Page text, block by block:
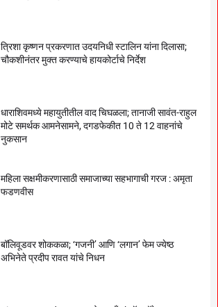
त्रिशा कृष्णन प्रकरणात उदयनिधी स्टालिन यांना दिलासा;
चौकशीनंतर मुक्त करण्याचे हायकोर्टाचे निर्देश
धाराशिवमध्ये महायुतीतील वाद चिघळला; तानाजी सावंत-राहुल
मोटे समर्थक आमनेसामने, दगडफेकीत 10 ते 12 वाहनांचे
नुकसान
महिला सक्षमीकरणासाठी समाजाच्या सहभागाची गरज : अमृता
फडणवीस
बॉलिवूडवर शोककळा; ‘गजनी’ आणि ‘लगान’ फेम ज्येष्ठ
अभिनेते प्रदीप रावत यांचे निधन